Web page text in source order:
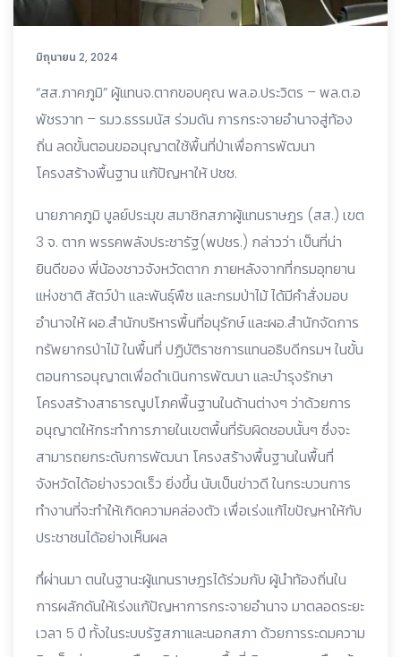
มิถุนายน 2, 2024
“สส.ภาคภูมิ” ผู้แทนจ.ตากขอบคุณ พล.อ.ประวิตร – พล.ต.อ
พัชรวาท – รมว.ธรรมนัส ร่วมดัน การกระจายอำนาจสู่ท้อง
ถิ่น ลดขั้นตอนขออนุญาตใช้พื้นที่ป่าเพื่อการพัฒนา
โครงสร้างพื้นฐาน แก้ปัญหาให้ ปชช.
นายภาคภูมิ บูลย์ประมุข สมาชิกสภาผู้แทนราษฎร (สส.) เขต
3 จ. ตาก พรรคพลังประชารัฐ(พปชร.) กล่าวว่า เป็นที่น่า
ยินดีของ พี่น้องชาวจังหวัดตาก ภายหลังจากที่กรมอุทยาน
แห่งชาติ สัตว์ป่า และพันธุ์พืช และกรมป่าไม้ ได้มีคำสั่งมอบ
อำนาจให้ ผอ.สำนักบริหารพื้นที่อนุรักษ์ และผอ.สำนักจัดการ
ทรัพยากรป่าไม้ ในพื้นที่ ปฏิบัติราชการแทนอธิบดีกรมฯ ในขั้น
ตอนการอนุญาตเพื่อดำเนินการพัฒนา และบำรุงรักษา
โครงสร้างสาธารณูปโภคพื้นฐานในด้านต่างๆ ว่าด้วยการ
อนุญาตให้กระทำการภายในเขตพื้นที่รับผิดชอบนั้นๆ ซึ่งจะ
สามารถยกระดับการพัฒนา โครงสร้างพื้นฐานในพื้นที่
จังหวัดได้อย่างรวดเร็ว ยิ่งขึ้น นับเป็นข่าวดี ในกระบวนการ
ทำงานที่จะทำให้เกิดความคล่องตัว เพื่อเร่งแก้ไขปัญหาให้กับ
ประชาชนได้อย่างเห็นผล
ทึ่ผ่านมา ตนในฐานะผู้แทนราษฎรได้ร่วมกับ ผู้นำท้องถิ่นใน
การผลักดันให้เร่งแก้ปัญหาการกระจายอำนาจ มาตลอดระยะ
เวลา 5 ปี ทั้งในระบบรัฐสภาและนอกสภา ด้วยการระดมความ